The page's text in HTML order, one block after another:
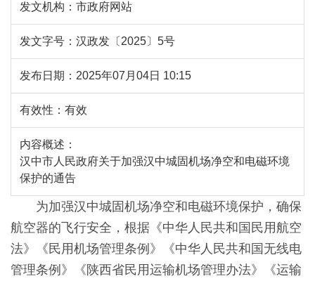
发文机构： 市政府网站
发文字号： 汉政发〔2025〕5号
发布日期： 2025年07月04日 10:15
有效性： 有效
内容概述：
汉中市人民政府关于加强汉中城固机场净空和电磁环境
保护的通告
为加强汉中城固机场净空和电磁环境保护，确保
航空器的飞行安全，根据《中华人民共和国民用航空
法》《民用机场管理条例》《中华人民共和国无线电
管理条例》《陕西省民用运输机场管理办法》《运输